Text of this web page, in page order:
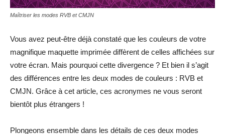
Maîtriser les modes RVB et CMJN
Vous avez peut-être déjà constaté que les couleurs de votre
magnifique maquette imprimée diffèrent de celles affichées sur
votre écran. Mais pourquoi cette divergence ? Et bien il s’agit
des différences entre les deux modes de couleurs : RVB et
CMJN. Grâce à cet article, ces acronymes ne vous seront
bientôt plus étrangers !
Plongeons ensemble dans les détails de ces deux modes